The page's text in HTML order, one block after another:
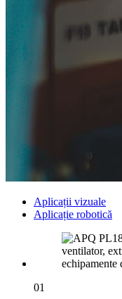
Aplicații vizuale
Aplicație robotică
01